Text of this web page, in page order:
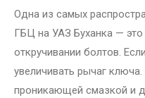
Одна из самых
ГБЦ на УАЗ Буханка —
откручивании болтов.
увеличивать рычаг
проникающей смазкой и